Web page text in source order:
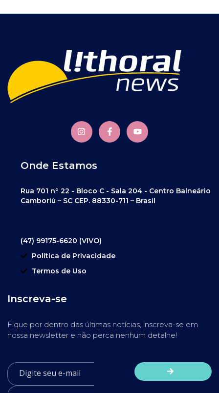
Onde Estamos
Rua 701 nº 22 - Bloco C - Sala 204 - Centro Balneário
Camboriú – SC CEP. 88330-711 – Brasil
(47) 99175-6620 (VIVO)
Política de Privacidade
Termos de Uso
Inscreva-se
Fique por dentro das últimas notícias, inscreva-se em
nossa newsletter e não perca nenhum detalhe!